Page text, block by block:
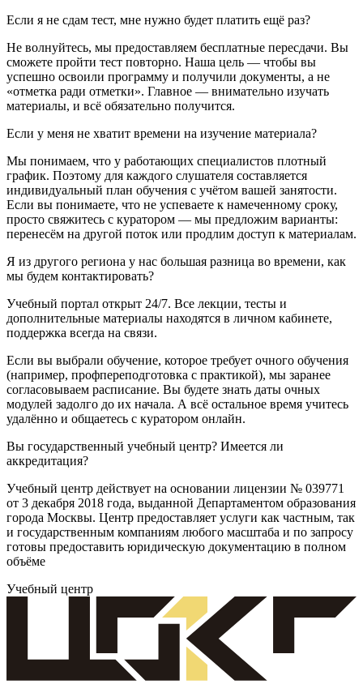
Если я не сдам тест, мне нужно будет платить ещё раз?
Не волнуйтесь, мы предоставляем бесплатные пересдачи. Вы
сможете пройти тест повторно. Наша цель — чтобы вы
успешно освоили программу и получили документы, а не
«отметка ради отметки». Главное — внимательно изучать
материалы, и всё обязательно получится.
Если у меня не хватит времени на изучение материала?
Мы понимаем, что у работающих специалистов плотный
график. Поэтому для каждого слушателя составляется
индивидуальный план обучения с учётом вашей занятости.
Если вы понимаете, что не успеваете к намеченному сроку,
просто свяжитесь с куратором — мы предложим варианты:
перенесём на другой поток или продлим доступ к материалам.
Я из другого региона у нас большая разница во времени, как
мы будем контактировать?
Учебный портал открыт 24/7. Все лекции, тесты и
дополнительные материалы находятся в личном кабинете,
поддержка всегда на связи.
Если вы выбрали обучение, которое требует очного обучения
(например, профпереподготовка с практикой), мы заранее
согласовываем расписание. Вы будете знать даты очных
модулей задолго до их начала. А всё остальное время учитесь
удалённо и общаетесь с куратором онлайн.
Вы государственный учебный центр? Имеется ли
аккредитация?
Учебный центр действует на основании лицензии № 039771
от 3 декабря 2018 года, выданной Департаментом образования
города Москвы. Центр предоставляет услуги как частным, так
и государственным компаниям любого масштаба и по запросу
готовы предоставить юридическую документацию в полном
объёме
Учебный центр